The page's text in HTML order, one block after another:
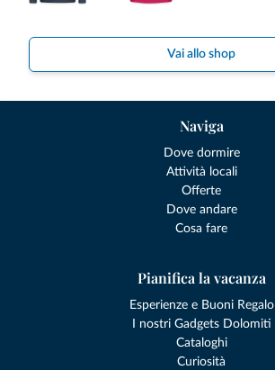
Vai allo shop
Naviga
Dove dormire
Attività locali
Offerte
Dove andare
Cosa fare
Pianifica la vacanza
Esperienze e Buoni Regalo
I nostri Gadgets Dolomiti
Cataloghi
Curiosità